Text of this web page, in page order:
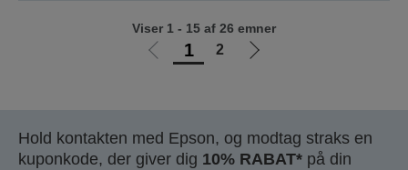
Gå
1 2
Gå
Viser 1 - 15 af 26 emner
Hold kontakten med Epson, og modtag straks en
kuponkode, der giver dig 10% RABAT* på din